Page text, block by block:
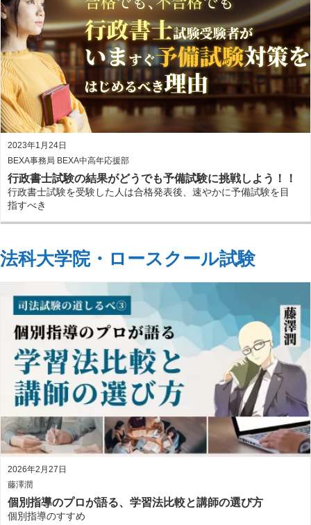
2023年1月24日
BEXA事務局 BEXA中高年応援部
行政書士試験の結果がどうでも予備試験に挑戦しよう！！
行政書士試験を受験した人は合格発表後、速やかに予備試験を目
指すべき
法科大学院・ロースクール試験
2026年2月27日
藤澤潤
個別指導のプロが語る、学習法比較と講師の選び方
個別指導のすすめ